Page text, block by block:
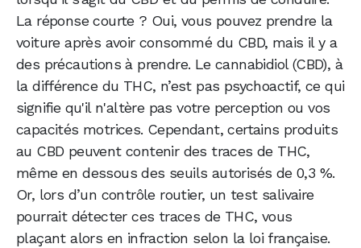
La réponse courte ? Oui, vous pouvez prendre la
voiture après avoir consommé du CBD, mais il y a
des précautions à prendre. Le cannabidiol (CBD), à
la différence du THC, n’est pas psychoactif, ce qui
signifie qu'il n'altère pas votre perception ou vos
capacités motrices. Cependant, certains produits
au CBD peuvent contenir des traces de THC,
même en dessous des seuils autorisés de 0,3 %.
Or, lors d’un contrôle routier, un test salivaire
pourrait détecter ces traces de THC, vous
plaçant alors en infraction selon la loi française.